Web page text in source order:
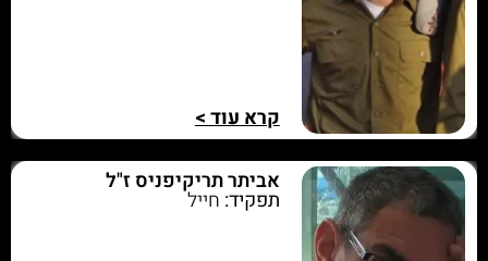
קרא עוד >
אביתר תריקיפניס ז"ל
תפקיד: חייל